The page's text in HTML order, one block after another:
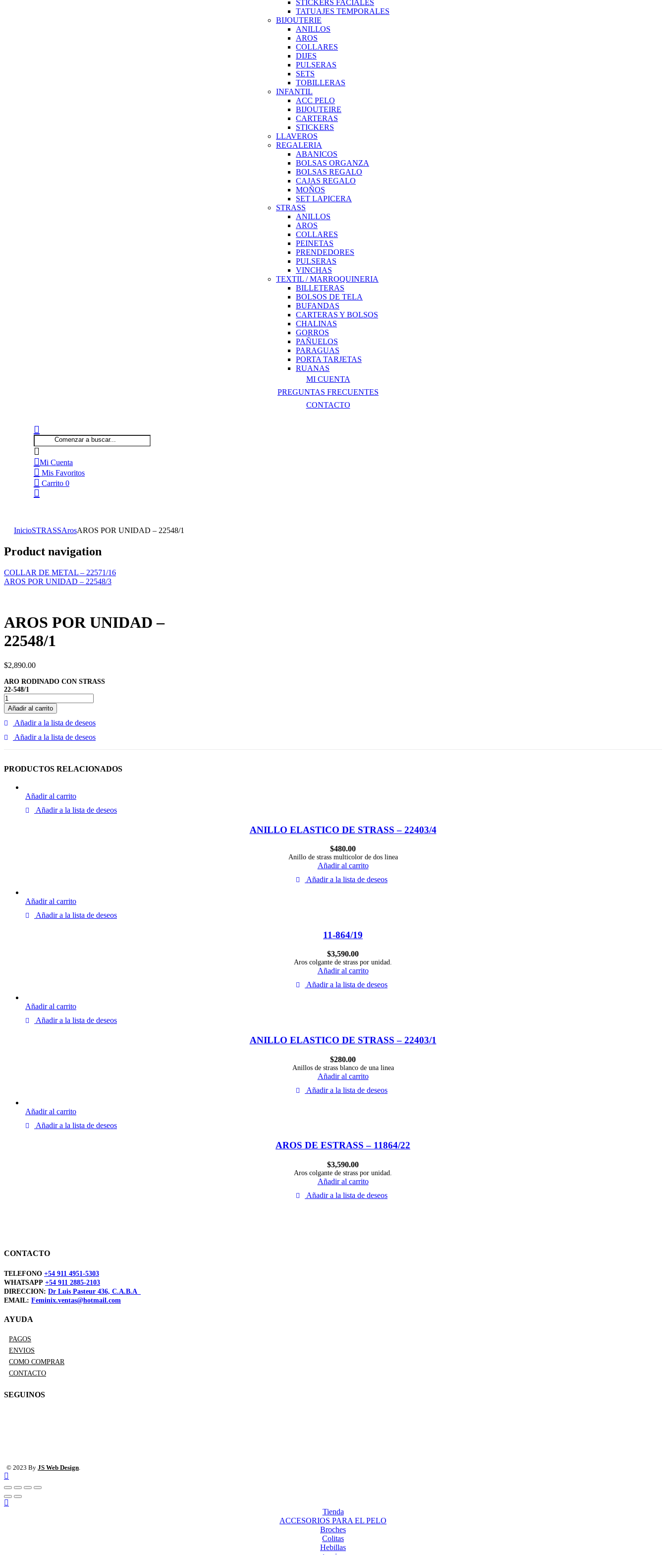
STICKERS FACIALES
TATUAJES TEMPORALES
BIJOUTERIE
ANILLOS
AROS
COLLARES
DIJES
PULSERAS
SETS
TOBILLERAS
INFANTIL
ACC PELO
BIJOUTEIRE
CARTERAS
STICKERS
LLAVEROS
REGALERIA
ABANICOS
BOLSAS ORGANZA
BOLSAS REGALO
CAJAS REGALO
MOÑOS
SET LAPICERA
STRASS
ANILLOS
AROS
COLLARES
PEINETAS
PRENDEDORES
PULSERAS
VINCHAS
TEXTIL / MARROQUINERIA
BILLETERAS
BOLSOS DE TELA
BUFANDAS
CARTERAS Y BOLSOS
CHALINAS
GORROS
PAÑUELOS
PARAGUAS
PORTA TARJETAS
RUANAS
MI CUENTA
PREGUNTAS FRECUENTES
CONTACTO
Mi Cuenta
Mis Favoritos
Carrito 0
InicioSTRASSArosAROS POR UNIDAD – 22548/1
Product navigation
COLLAR DE METAL – 22571/16
AROS POR UNIDAD – 22548/3
AROS POR UNIDAD –
22548/1
$2,890.00
ARO RODINADO CON STRASS
22-548/1
Añadir al carrito
Añadir a la lista de deseos
Añadir a la lista de deseos
PRODUCTOS RELACIONADOS
Añadir al carrito
Añadir a la lista de deseos
ANILLO ELASTICO DE STRASS – 22403/4
$480.00
Anillo de strass multicolor de dos linea
Añadir al carrito
Añadir a la lista de deseos
Añadir al carrito
Añadir a la lista de deseos
11-864/19
$3,590.00
Aros colgante de strass por unidad.
Añadir al carrito
Añadir a la lista de deseos
Añadir al carrito
Añadir a la lista de deseos
ANILLO ELASTICO DE STRASS – 22403/1
$280.00
Anillos de strass blanco de una linea
Añadir al carrito
Añadir a la lista de deseos
Añadir al carrito
Añadir a la lista de deseos
AROS DE ESTRASS – 11864/22
$3,590.00
Aros colgante de strass por unidad.
Añadir al carrito
Añadir a la lista de deseos
CONTACTO
TELEFONO +54 911 4951-5303
WHATSAPP +54 911 2885-2103
DIRECCION: Dr Luis Pasteur 436, C.A.B.A
EMAIL: Feminix.ventas@hotmail.com
AYUDA
PAGOS
ENVIOS
COMO COMPRAR
CONTACTO
SEGUINOS
© 2023 By JS Web Design.
Tienda
ACCESORIOS PARA EL PELO
Broches
Colitas
Hebillas